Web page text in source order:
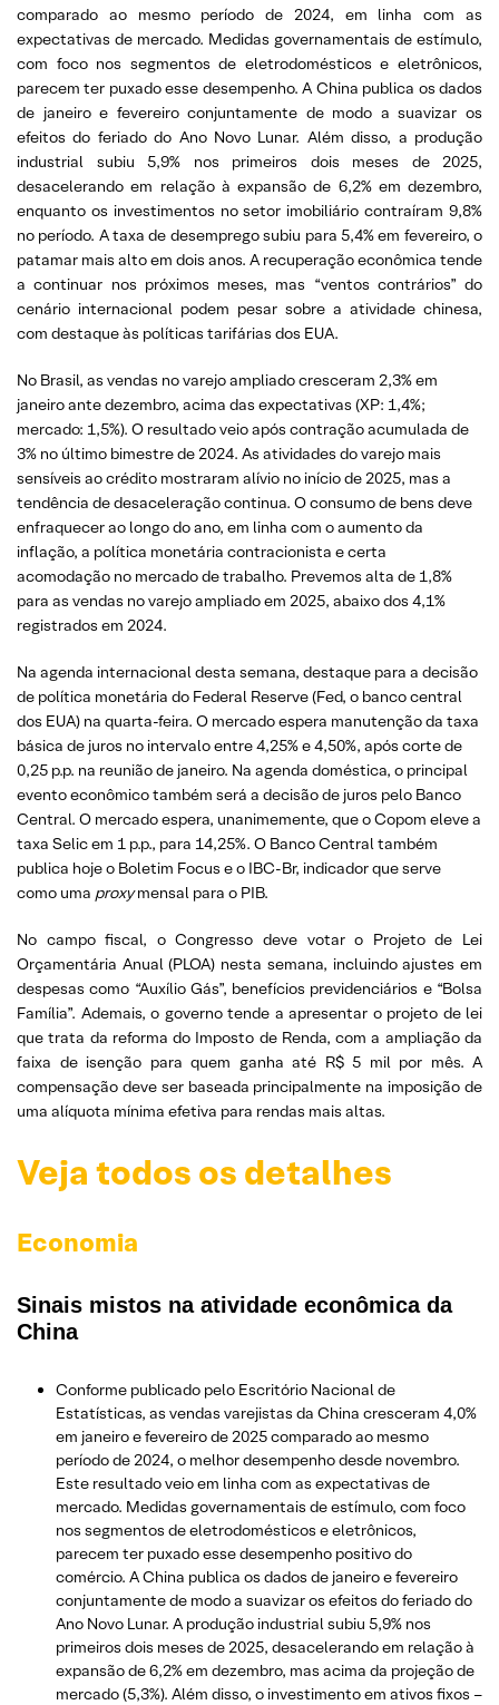
comparado ao mesmo período de 2024, em linha com as
expectativas de mercado. Medidas governamentais de estímulo,
com foco nos segmentos de eletrodomésticos e eletrônicos,
parecem ter puxado esse desempenho. A China publica os dados
de janeiro e fevereiro conjuntamente de modo a suavizar os
efeitos do feriado do Ano Novo Lunar. Além disso, a produção
industrial subiu 5,9% nos primeiros dois meses de 2025,
desacelerando em relação à expansão de 6,2% em dezembro,
enquanto os investimentos no setor imobiliário contraíram 9,8%
no período. A taxa de desemprego subiu para 5,4% em fevereiro, o
patamar mais alto em dois anos. A recuperação econômica tende
a continuar nos próximos meses, mas “ventos contrários” do
cenário internacional podem pesar sobre a atividade chinesa,
com destaque às políticas tarifárias dos EUA.
No Brasil, as vendas no varejo ampliado cresceram 2,3% em
janeiro ante dezembro, acima das expectativas (XP: 1,4%;
mercado: 1,5%). O resultado veio após contração acumulada de
3% no último bimestre de 2024. As atividades do varejo mais
sensíveis ao crédito mostraram alívio no início de 2025, mas a
tendência de desaceleração continua. O consumo de bens deve
enfraquecer ao longo do ano, em linha com o aumento da
inflação, a política monetária contracionista e certa
acomodação no mercado de trabalho. Prevemos alta de 1,8%
para as vendas no varejo ampliado em 2025, abaixo dos 4,1%
registrados em 2024.
Na agenda internacional desta semana, destaque para a decisão
de política monetária do Federal Reserve (Fed, o banco central
dos EUA) na quarta-feira. O mercado espera manutenção da taxa
básica de juros no intervalo entre 4,25% e 4,50%, após corte de
0,25 p.p. na reunião de janeiro. Na agenda doméstica, o principal
evento econômico também será a decisão de juros pelo Banco
Central. O mercado espera, unanimemente, que o Copom eleve a
taxa Selic em 1 p.p., para 14,25%. O Banco Central também
publica hoje o Boletim Focus e o IBC-Br, indicador que serve
como uma proxymensal para o PIB.
No campo fiscal, o Congresso deve votar o Projeto de Lei
Orçamentária Anual (PLOA) nesta semana, incluindo ajustes em
despesas como “Auxílio Gás”, benefícios previdenciários e “Bolsa
Família”. Ademais, o governo tende a apresentar o projeto de lei
que trata da reforma do Imposto de Renda, com a ampliação da
faixa de isenção para quem ganha até R$ 5 mil por mês. A
compensação deve ser baseada principalmente na imposição de
uma alíquota mínima efetiva para rendas mais altas.
Veja todos os detalhes
Economia
Sinais mistos na atividade econômica da
China
Conforme publicado pelo Escritório Nacional de
Estatísticas, as vendas varejistas da China cresceram 4,0%
em janeiro e fevereiro de 2025 comparado ao mesmo
período de 2024, o melhor desempenho desde novembro.
Este resultado veio em linha com as expectativas de
mercado. Medidas governamentais de estímulo, com foco
nos segmentos de eletrodomésticos e eletrônicos,
parecem ter puxado esse desempenho positivo do
comércio. A China publica os dados de janeiro e fevereiro
conjuntamente de modo a suavizar os efeitos do feriado do
Ano Novo Lunar. A produção industrial subiu 5,9% nos
primeiros dois meses de 2025, desacelerando em relação à
expansão de 6,2% em dezembro, mas acima da projeção de
mercado (5,3%). Além disso, o investimento em ativos fixos –